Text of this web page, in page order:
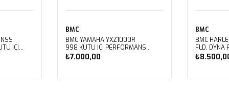
İÇİ
BMC
BMC YAMAHA YXZ1000R
998 KUTU İÇİ PERFORMANS
HAVA FİLTRESİ FM01128
₺7.000,00
BMC
BMC
FLD, DYNA
FXDBB,
FXDF,
FM01123